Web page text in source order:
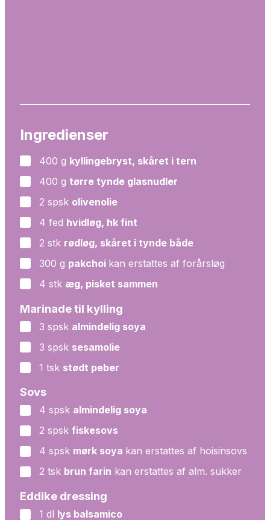
Ingredienser
▢
400 g kyllingebryst, skåret i tern
▢
400 g tørre tynde glasnudler
▢
2 spsk olivenolie
▢
4 fed hvidløg, hk fint
▢
2 stk rødløg, skåret i tynde både
▢
300 g pakchoi kan erstattes af forårsløg
▢
4 stk æg, pisket sammen
Marinade til kylling
▢
3 spsk almindelig soya
▢
3 spsk sesamolie
▢
1 tsk stødt peber
Sovs
▢
4 spsk almindelig soya
▢
2 spsk fiskesovs
▢
4 spsk mørk soya kan erstattes af hoisinsovs
▢
2 tsk brun farin kan erstattes af alm. sukker
Eddike dressing
▢
1 dl lys balsamico